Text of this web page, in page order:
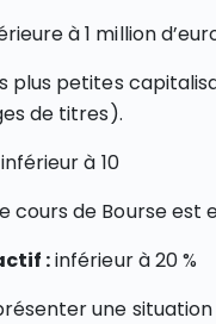
à 1 million
plus petites
de titres).
inférieur à 10
cours de Bourse
:inférieur à 20 %
une